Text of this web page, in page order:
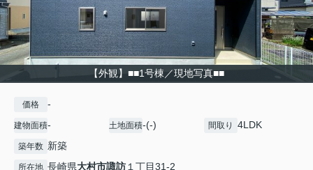
【外観】■■1号棟／現地写真■■
価格 -
建物面積- 土地面積-(-) 間取り 4LDK
築年数 新築
所在地 長崎県大村市諏訪１丁目31-2